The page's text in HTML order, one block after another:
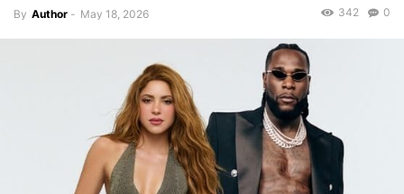
By Author - May 18, 2026 0
342